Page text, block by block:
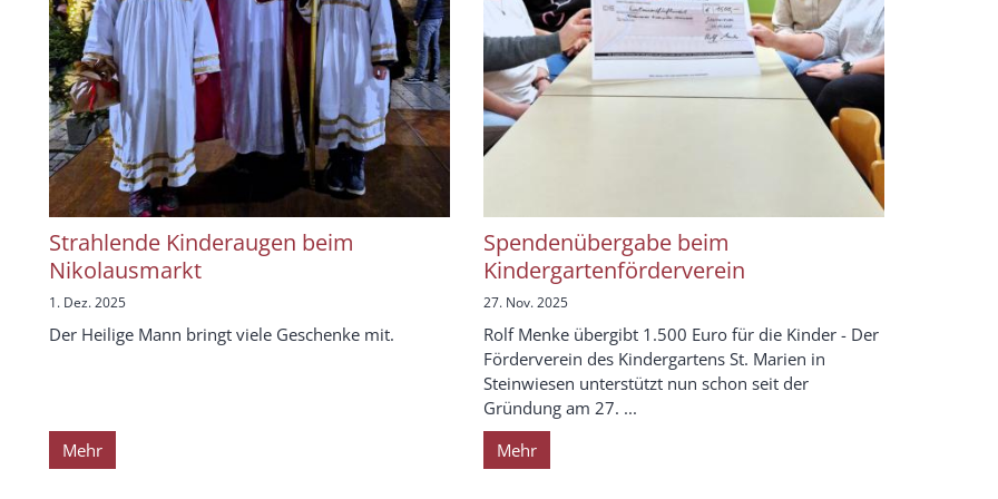
Strahlende Kinderaugen beim
Nikolausmarkt
1. Dez. 2025
Der Heilige Mann bringt viele Geschenke mit.
Mehr
Spendenübergabe beim
Kindergartenförderverein
27. Nov. 2025
Rolf Menke übergibt 1.500 Euro für die Kinder - Der
Förderverein des Kindergartens St. Marien in
Steinwiesen unterstützt nun schon seit der
Gründung am 27. ...
Mehr